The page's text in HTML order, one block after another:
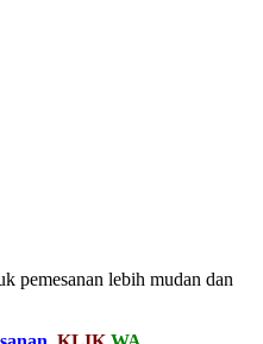
pemesanan lebih mudan dan